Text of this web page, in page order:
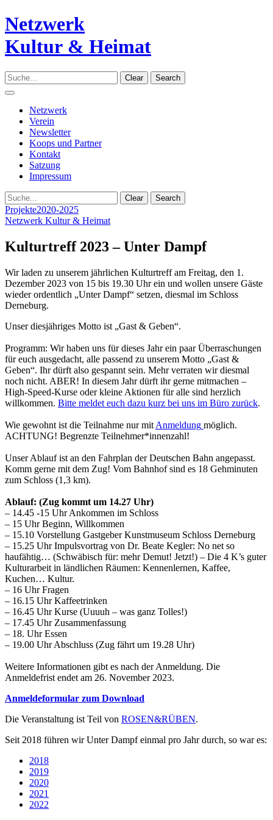
Netzwerk
Kultur & Heimat
Clear Search
Navigation
Netzwerk
Verein
Newsletter
Koops und Partner
Kontakt
Satzung
Impressum
Clear Search
Projekte2020-2025
Netzwerk Kultur & Heimat
Kulturtreff 2023 – Unter Dampf
Wir laden zu unserem jährlichen Kulturtreff am Freitag, den 1.
Dezember 2023 von 15 bis 19.30 Uhr ein und wollen unsere Gäste
wieder ordentlich „Unter Dampf“ setzen, diesmal im Schloss
Derneburg.
Unser diesjähriges Motto ist „Gast & Geben“.
Programm: Wir haben uns für dieses Jahr ein paar Überraschungen
für euch ausgedacht, alle passend zu unserem Motto „Gast &
Geben“. Ihr dürft also gespannt sein. Mehr verraten wir diesmal
noch nicht. ABER! In diesem Jahr dürft ihr gerne mitmachen –
High-Speed-Kurse oder kleine Aktionen für alle sind herzlich
willkommen. Bitte meldet euch dazu kurz bei uns im Büro zurück.
Wie gewohnt ist die Teilnahme nur mit Anmeldung möglich.
ACHTUNG! Begrenzte Teilnehmer*innenzahl!
Unser Ablauf ist an den Fahrplan der Deutschen Bahn angepasst.
Komm gerne mit dem Zug! Vom Bahnhof sind es 18 Gehminuten
zum Schloss (1,3 km).
Ablauf: (Zug kommt um 14.27 Uhr)
– 14.45 -15 Uhr Ankommen im Schloss
– 15 Uhr Beginn, Willkommen
– 15.10 Vorstellung Gastgeber Kunstmuseum Schloss Derneburg
– 15.25 Uhr Impulsvortrag von Dr. Beate Kegler: No net so
haufähtig… (Schwäbisch für: mehr Demut! Jetzt!) – Die 4 K’s guter
Kulturarbeit in ländlichen Räumen: Kennenlernen, Kaffee,
Kuchen… Kultur.
– 16 Uhr Fragen
– 16.15 Uhr Kaffeetrinken
– 16.45 Uhr Kurse (Uuuuh – was ganz Tolles!)
– 17.45 Uhr Zusammenfassung
– 18. Uhr Essen
– 19.00 Uhr Abschluss (Zug fährt um 19.28 Uhr)
Weitere Informationen gibt es nach der Anmeldung. Die
Anmeldefrist endet am 26. November 2023.
Anmeldeformular zum Download
Die Veranstaltung ist Teil von ROSEN&RÜBEN.
Seit 2018 führen wir Unter Dampf einmal pro Jahr durch, so war es:
2018
2019
2020
2021
2022